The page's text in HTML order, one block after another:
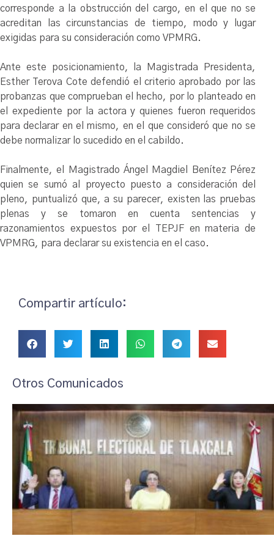
corresponde a la obstrucción del cargo, en el que no se
acreditan las circunstancias de tiempo, modo y lugar
exigidas para su consideración como VPMRG.
Ante este posicionamiento, la Magistrada Presidenta,
Esther Terova Cote defendió el criterio aprobado por las
probanzas que comprueban el hecho, por lo planteado en
el expediente por la actora y quienes fueron requeridos
para declarar en el mismo, en el que consideró que no se
debe normalizar lo sucedido en el cabildo.
Finalmente, el Magistrado Ángel Magdiel Benítez Pérez
quien se sumó al proyecto puesto a consideración del
pleno, puntualizó que, a su parecer, existen las pruebas
plenas y se tomaron en cuenta sentencias y
razonamientos expuestos por el TEPJF en materia de
VPMRG, para declarar su existencia en el caso.
Compartir artículo:
Otros Comunicados